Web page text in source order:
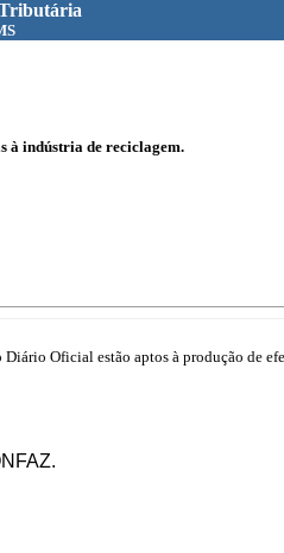
à indústria de reciclagem.
Oficial estão aptos à produção de